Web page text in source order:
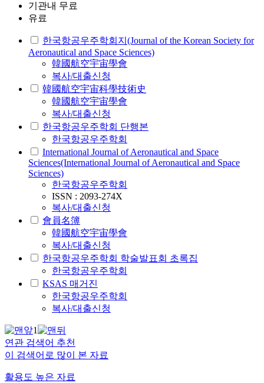
기관내 무료
유료
한국항공우주학회지(Journal of the Korean Society for
Aeronautical and Space Sciences)
韓國航空宇宙學會
복사/대출신청
韓國航空宇宙科學技術史
韓國航空宇宙學會
복사/대출신청
한국항공우주학회 단행본
한국항공우주학회
International Journal of Aeronautical and Space
Sciences(International Journal of Aeronautical and Space
Sciences)
한국항공우주학회
ISSN : 2093-274X
복사/대출신청
會員名簿
韓國航空宇宙學會
복사/대출신청
한국항공우주학회 학술발표회 초록집
한국항공우주학회
KSAS 매거진
한국항공우주학회
복사/대출신청
1
연관 검색어 추천
이 검색어로 많이 본 자료
활용도 높은 자료